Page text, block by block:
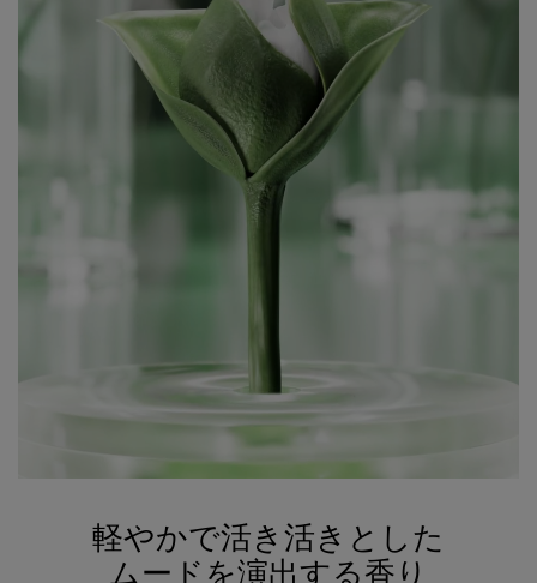
<h2 class="c-section__title h-text-align-center">軽やかで活き活きとした​<br>ムー
軽やかで活き活きとした​
ムードを演出する香り